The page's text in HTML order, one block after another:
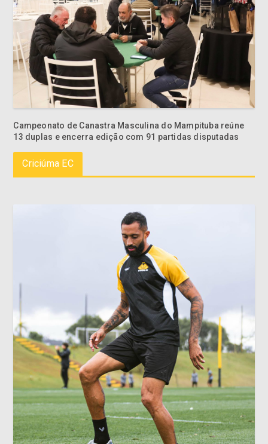
Campeonato de Canastra Masculina do Mampituba reúne
13 duplas e encerra edição com 91 partidas disputadas
Criciúma EC